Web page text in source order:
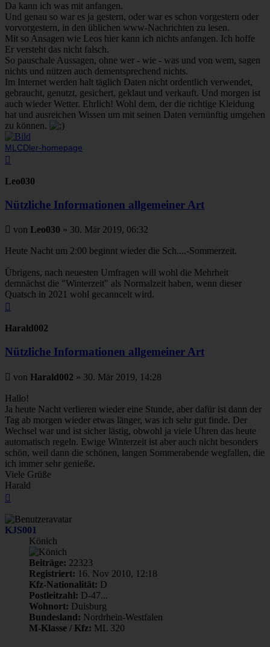
Da kann ich was mit anfangen.
Und genau so war es ja gestern, oder war es schon vorgestern oder
vorvorgestern, in den üblichen www-Nachrichten zu lesen.
Mit so Ansagen wie Leos hier kann ich nichts anfangen. Ich hoffe
Er versteht das nicht falsch.
So pauschale Aussagen, ohne wer - wie - was und von wem, sagen
nichts und nützen auch dementsprechend nichts.
Im Internet werden halt täglich Daten nicht ordentlich verwendet,
gebraucht, genutzt, gesichert, geklaut und verkauft. Und morgen ist
auch wieder Wetter. Ehrlich! Wohl dem, der die richtige Kleidung
hat und ausreichen Wissen um mit seinen Daten vernünftig umgehen
zu können.
MLCDler-homepage
Leo030
Nützliche Informationen allgemeiner Art
Beitrag
von Leo030 » 30. Mär 2019, 06:32
Heute Nacht um 2:00 beginnt wieder die Sch....-Sommerzeit.
Übrigens, nach neuesten Umfragen will wohl die Mehrheit
demnächst die "Winterzeit" als Normalzeit haben, wenn dieser
Quatsch in 2021 wohl gecanncelt wird.
Harald002
Nützliche Informationen allgemeiner Art
Beitrag
von Harald002 » 30. Mär 2019, 14:28
Hallo!
Ja heute Nacht verlieren wieder eine Stunde, aber dafür ist dann der
Tag ab morgen wieder etwas länger, was ich sehr gut finde. Der
Wechsel war und ist sicher lästig, obwohl ja viele Uhren das heute
automatisch regeln. Ewige Winterzeit ist aber auch nicht besonders
schön, weil dann die schönen, langen Sommerabende wegfallen, die
ich immer sehr genieße.
Viele Grüße
Harald
KJS001
Könich
Beiträge: 22323
Registriert: 16. Nov 2010, 12:18
Kfz-Nationalität: D
Postleitzahl: D-47...
Wohnort: Duisburg
Bundesland: Nordrhein-Westfalen
M-Klasse / Kfz: ML 320